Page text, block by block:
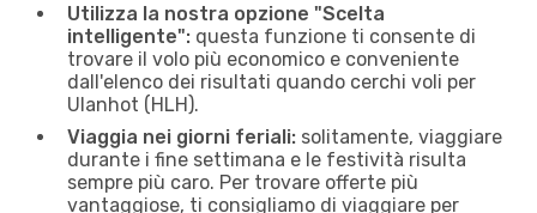
Utilizza la nostra opzione "Scelta
intelligente": questa funzione ti consente di
trovare il volo più economico e conveniente
dall'elenco dei risultati quando cerchi voli per
Ulanhot (HLH).
Viaggia nei giorni feriali: solitamente, viaggiare
durante i fine settimana e le festività risulta
sempre più caro. Per trovare offerte più
vantaggiose, ti consigliamo di viaggiare per